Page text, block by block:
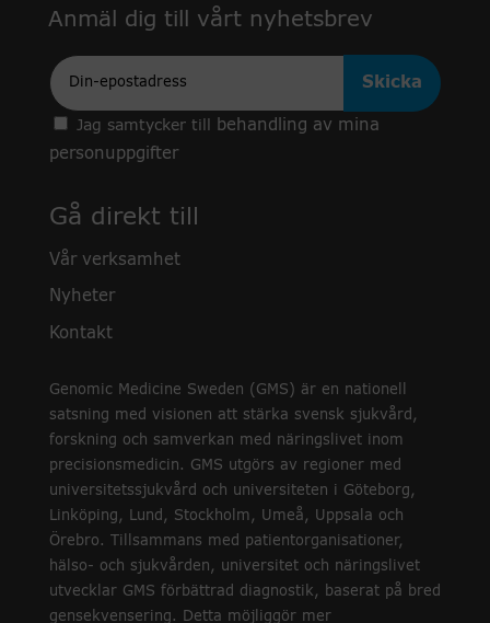
Anmäl dig till vårt nyhetsbrev
Epost
Jag samtycker till
behandling av mina
personuppgifter
Gå direkt till
Vår verksamhet
Nyheter
Kontakt
Genomic Medicine Sweden (GMS) är en nationell
satsning med visionen att stärka svensk sjukvård,
forskning och samverkan med näringslivet inom
precisionsmedicin. GMS utgörs av regioner med
universitetssjukvård och universiteten i Göteborg,
Linköping, Lund, Stockholm, Umeå, Uppsala och
Örebro. Tillsammans med patientorganisationer,
hälso- och sjukvården, universitet och näringslivet
utvecklar GMS förbättrad diagnostik, baserat på bred
gensekvensering. Detta möjliggör mer